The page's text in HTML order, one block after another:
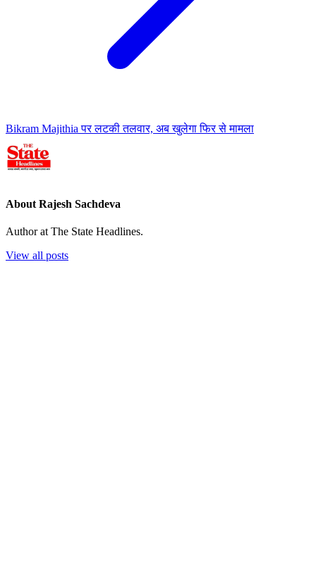
Bikram Majithia पर लटकी तलवार, अब खुलेगा फिर से मामला
About Rajesh Sachdeva
Author at The State Headlines.
View all posts